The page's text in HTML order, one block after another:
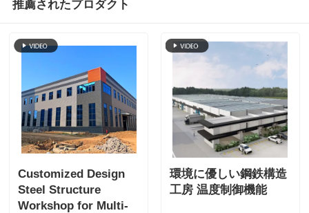
推薦されたプロダクト
Customized Design
Steel Structure
Workshop for Multi-
環境に優しい鋼鉄構造
工房 温度制御機能